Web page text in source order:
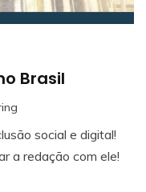
Brasil
social e digital!
a redação com ele!